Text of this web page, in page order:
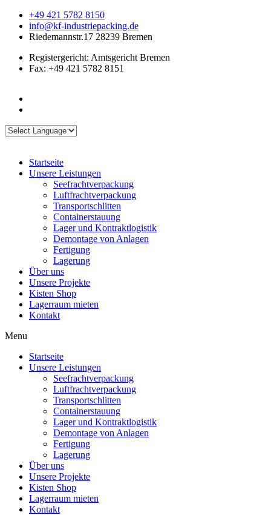
+49 421 5782 8150
info@kf-industriepacking.de
Riedemannstr.17 28239 Bremen
Registergericht: Amtsgericht Bremen
Fax: +49 421 5782 8151
Startseite
Unsere Leistungen
Seefrachtverpackung
Luftfrachtverpackung
Transportschlitten
Containerstauung
Lager und Kontraktlogistik
Demontage von Anlagen
Fertigung
Lagerung
Über uns
Unsere Projekte
Kisten Shop
Lagerraum mieten
Kontakt
Menu
Startseite
Unsere Leistungen
Seefrachtverpackung
Luftfrachtverpackung
Transportschlitten
Containerstauung
Lager und Kontraktlogistik
Demontage von Anlagen
Fertigung
Lagerung
Über uns
Unsere Projekte
Kisten Shop
Lagerraum mieten
Kontakt